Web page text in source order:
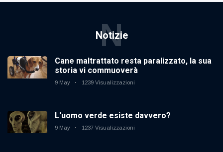
Notizie
N
Cane maltrattato resta paralizzato, la sua
storia vi commuoverà
9 May 1239 Visualizzazioni
L'uomo verde esiste davvero?
9 May 1237 Visualizzazioni